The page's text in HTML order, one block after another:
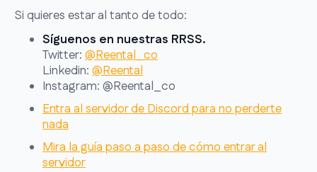
Si quieres estar al tanto de todo:
Síguenos en nuestras RRSS.
Twitter: @Reental_co
Linkedin: @Reental
Instagram: @Reental_co
Entra al servidor de Discord para no perderte
nada
Mira la guía paso a paso de cómo entrar al
servidor